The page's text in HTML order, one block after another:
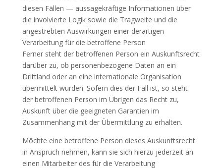
diesen Fällen — aussagekräftige Informationen über
die involvierte Logik sowie die Tragweite und die
angestrebten Auswirkungen einer derartigen
Verarbeitung für die betroffene Person
Ferner steht der betroffenen Person ein Auskunftsrecht
darüber zu, ob personenbezogene Daten an ein
Drittland oder an eine internationale Organisation
übermittelt wurden. Sofern dies der Fall ist, so steht
der betroffenen Person im Übrigen das Recht zu,
Auskunft über die geeigneten Garantien im
Zusammenhang mit der Übermittlung zu erhalten.
Möchte eine betroffene Person dieses Auskunftsrecht
in Anspruch nehmen, kann sie sich hierzu jederzeit an
einen Mitarbeiter des für die Verarbeitung